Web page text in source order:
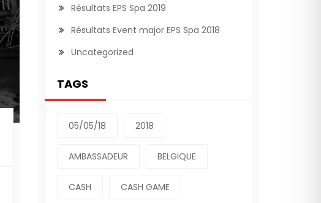
Résultats EPS Spa 2019
Résultats Event major EPS Spa 2018
Uncategorized
TAGS
05/05/18 2018
AMBASSADEUR BELGIQUE
CASH CASH GAME